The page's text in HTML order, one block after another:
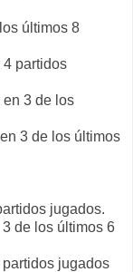
últimos 8
partidos
3 de los
3 de los últimos
jugados.
de los últimos 6
jugados